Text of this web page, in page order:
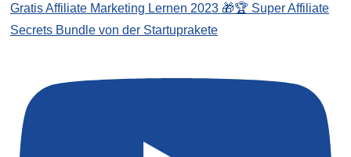
Gratis Affiliate Marketing Lernen 2023 🎁🏆 Super Affiliate
Secrets Bundle von der Startuprakete